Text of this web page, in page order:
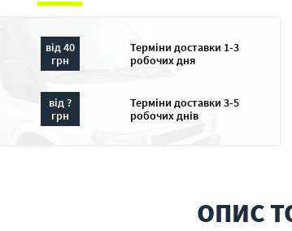
від 40
грн
Терміни доставки 1-3
робочих дня
від ?
грн
Терміни доставки 3-5
робочих днів
ОПИС